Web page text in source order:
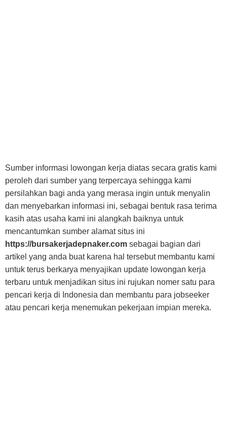
Sumber informasi lowongan kerja diatas secara gratis kami
peroleh dari sumber yang terpercaya sehingga kami
persilahkan bagi anda yang merasa ingin untuk menyalin
dan menyebarkan informasi ini, sebagai bentuk rasa terima
kasih atas usaha kami ini alangkah baiknya untuk
mencantumkan sumber alamat situs ini
https://bursakerjadepnaker.com sebagai bagian dari
artikel yang anda buat karena hal tersebut membantu kami
untuk terus berkarya menyajikan update lowongan kerja
terbaru untuk menjadikan situs ini rujukan nomer satu para
pencari kerja di Indonesia dan membantu para jobseeker
atau pencari kerja menemukan pekerjaan impian mereka.